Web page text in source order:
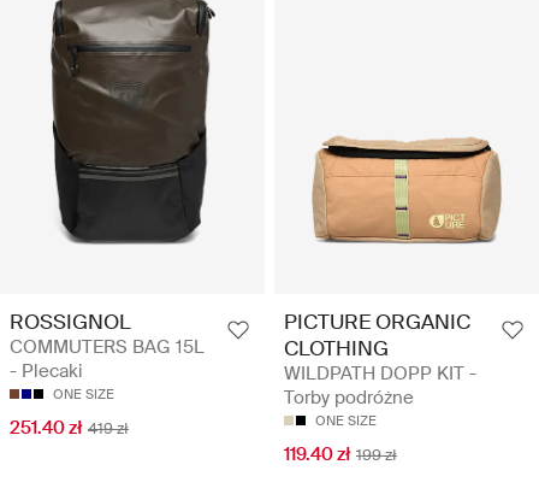
ROSSIGNOL
COMMUTERS BAG 15L
- Plecaki
ONE SIZE
251.40 zł 419 zł
PICTURE ORGANIC
CLOTHING
WILDPATH DOPP KIT -
Torby podróżne
ONE SIZE
119.40 zł 199 zł